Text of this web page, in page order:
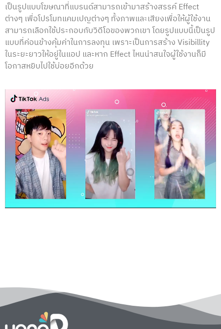
เป็นรูปแบบโฆษณาที่แบรนด์สามารถเข้ามาสร้างสรรค์ Effect
ต่างๆ เพื่อโปรโมทแคมเปญต่างๆ ทั้งภาพและเสียงเพื่อให้ผู้ใช้งาน
สามารถเลือกใช้ประกอบกับวิดีโอของพวกเขา โดยรูปแบบนี้เป็นรูป
แบบที่ค่อนข้างคุ้มค่าในการลงทุน เพราะเป็นการสร้าง Visibillity
ในระยะยาวให้อยู่ในแอป และหาก Effect ไหนน่าสนใจผู้ใช้งานก็มี
โอกาสหยิบไปใช้บ่อยอีกด้วย